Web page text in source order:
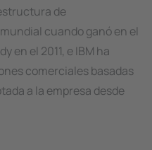
de
cuando ganó en el
en el 2011, e IBM ha
comerciales basadas
a la empresa desde